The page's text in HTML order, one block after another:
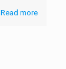
Read more